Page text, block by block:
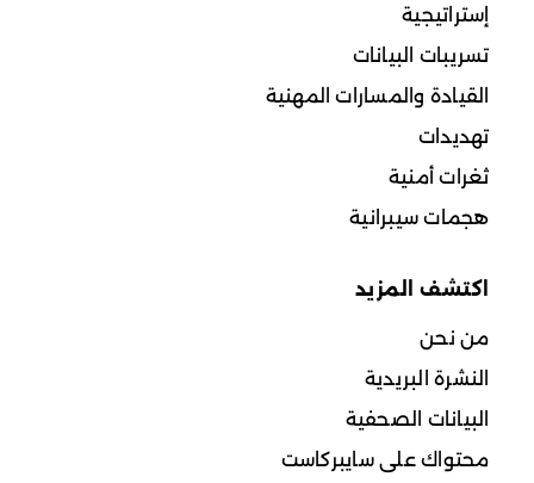
إستراتيجية
تسريبات البيانات
القيادة والمسارات المهنية
تهديدات
ثغرات أمنية
هجمات سيبرانية
اكتشف المزيد
من نحن
النشرة البريدية
البيانات الصحفية
محتواك على سايبركاست